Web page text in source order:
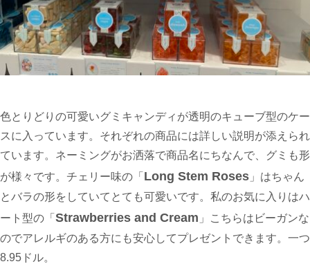
色とりどりの可愛いグミキャンディが透明のキューブ型のケー
スに入っています。それぞれの商品には詳しい説明が添えられ
ています。ネーミングがお洒落で商品名にちなんで、グミも形
が様々です。チェリー味の「 Long Stem Roses 」はちゃん
とバラの形をしていてとても可愛いです。私のお気に入りはハ
ート型の「 Strawberries and Cream 」こちらはビーガンな
のでアレルギのある方にも安心してプレゼントできます。一つ
8.95ドル。